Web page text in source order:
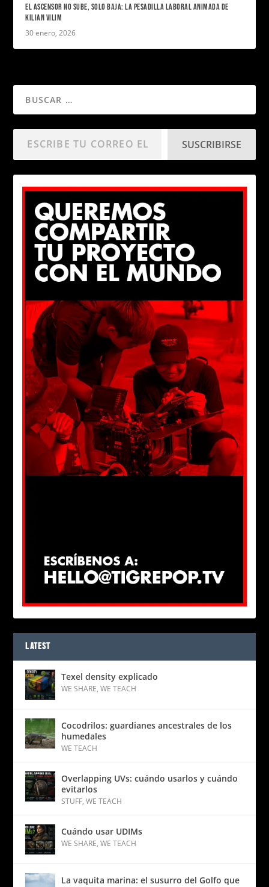
EL ASCENSOR NO SUBE, SOLO BAJA: LA PESADILLA LABORAL ANIMADA DE
KILIAN VILIM
30 enero, 2026
SUSCRIBIRSE
LATEST
Texel density explicado
WE SHARE,WE TEACH
Cocodrilos: guardianes ancestrales de los
humedales
WE TEACH
Overlapping UVs: cuándo usarlos y cuándo
evitarlos
STUFF,WE TEACH
Cuándo usar UDIMs
WE SHARE,WE TEACH
La vaquita marina: el susurro del Golfo que